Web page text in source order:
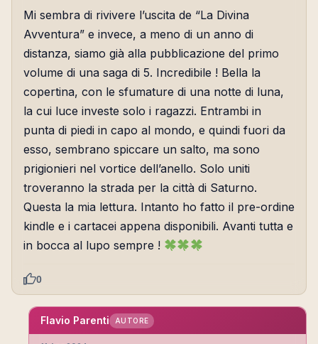
Mi sembra di rivivere l’uscita de “La Divina
Avventura” e invece, a meno di un anno di
distanza, siamo già alla pubblicazione del primo
volume di una saga di 5. Incredibile ! Bella la
copertina, con le sfumature di una notte di luna,
la cui luce investe solo i ragazzi. Entrambi in
punta di piedi in capo al mondo, e quindi fuori da
esso, sembrano spiccare un salto, ma sono
prigionieri nel vortice dell’anello. Solo uniti
troveranno la strada per la città di Saturno.
Questa la mia lettura. Intanto ho fatto il pre-ordine
kindle e i cartacei appena disponibili. Avanti tutta e
in bocca al lupo sempre !
0
Flavio Parenti AUTORE